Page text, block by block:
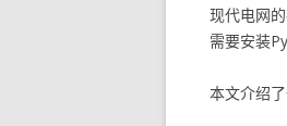
现代电网
需要安装
本文介绍